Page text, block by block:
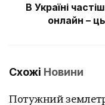
В Україні
онлайн –
Схожі Новини
Потужний